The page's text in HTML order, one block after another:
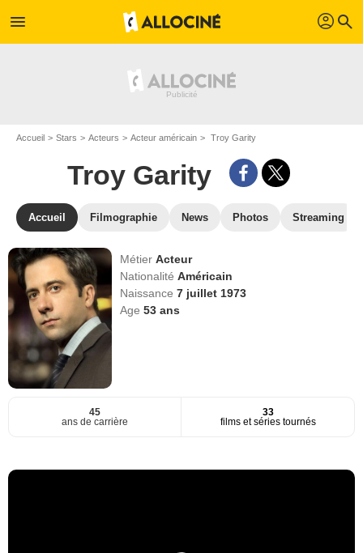
menu profil search
Accueil Stars Acteurs Acteur américain Troy Garity
Troy Garity
Accueil Filmographie News Photos Streaming
MétierActeur
NationalitéAméricain
Naissance7 juillet 1973
Age53 ans
45
ans de carrière
33
films et séries tournés